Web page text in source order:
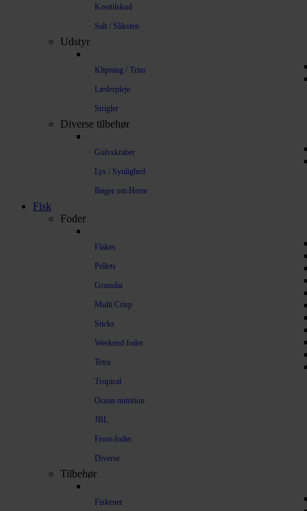
Kosttilskud
Salt / Sliksten
Udstyr
Klipning / Trim
Læderpleje
Strigler
Diverse tilbehør
Gulvskraber
Lys / Synlighed
Bøger om Heste
Fisk
Foder
Flakes
Pellets
Granulat
Multi Crisp
Sticks
Weekend foder
Tetra
Tropical
Ocean nutrition
JBL
Frost-foder
Diverse
Tilbehør
Fiskenet